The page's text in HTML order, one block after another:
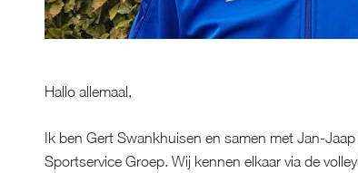
Hallo allemaal,
Ik ben Gert Swankhuisen en samen met Jan-
Sportservice Groep. Wij kennen elkaar via de